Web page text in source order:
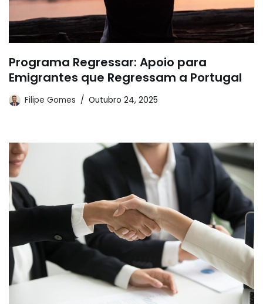
Programa Regressar: Apoio para
Emigrantes que Regressam a Portugal
Filipe Gomes Outubro 24, 2025